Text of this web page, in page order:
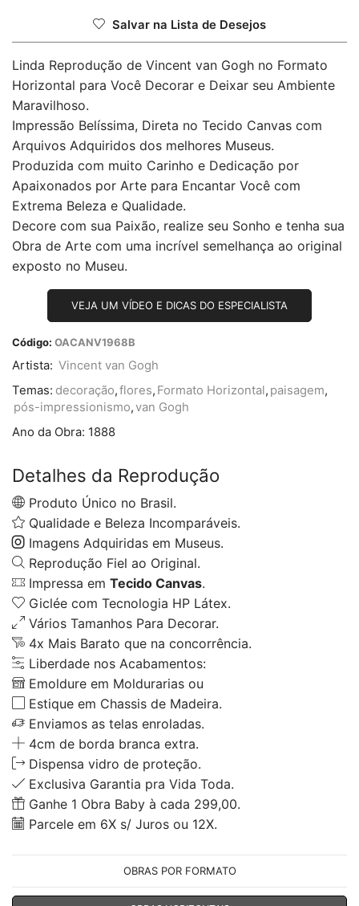
Salvar na Lista de Desejos
Linda Reprodução de Vincent van Gogh no Formato
Horizontal para Você Decorar e Deixar seu Ambiente
Maravilhoso.
Impressão Belíssima, Direta no Tecido Canvas com
Arquivos Adquiridos dos melhores Museus.
Produzida com muito Carinho e Dedicação por
Apaixonados por Arte para Encantar Você com
Extrema Beleza e Qualidade.
Decore com sua Paixão, realize seu Sonho e tenha sua
Obra de Arte com uma incrível semelhança ao original
exposto no Museu.
VEJA UM VÍDEO E DICAS DO ESPECIALISTA
Código: OACANV1968B
Artista: Vincent van Gogh
Temas: decoração,flores, Formato Horizontal, paisagem,
pós-impressionismo,van Gogh
Ano da Obra: 1888
Detalhes da Reprodução
Produto Único no Brasil.
Qualidade e Beleza Incomparáveis.
Imagens Adquiridas em Museus.
Reprodução Fiel ao Original.
Impressa em Tecido Canvas.
Giclée com Tecnologia HP Látex.
Vários Tamanhos Para Decorar.
4x Mais Barato que na concorrência.
Liberdade nos Acabamentos:
Emoldure em Moldurarias ou
Estique em Chassis de Madeira.
Enviamos as telas enroladas.
4cm de borda branca extra.
Dispensa vidro de proteção.
Exclusiva Garantia pra Vida Toda.
Ganhe 1 Obra Baby à cada 299,00.
Parcele em 6X s/ Juros ou 12X.
OBRAS POR FORMATO